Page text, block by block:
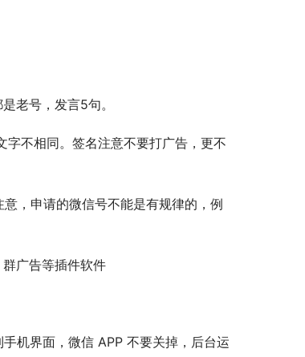
老号，发言5句。
不相同。签名注意不要打广告，更不
意，申请的微信号不能是有规律的，例
广告等插件软件
机界面，微信 APP 不要关掉，后台运